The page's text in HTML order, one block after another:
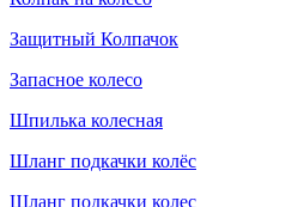
Защитный Колпачок
Запасное колесо
Шпилька колесная
Шланг подкачки колёс
Шланг подкачки колес